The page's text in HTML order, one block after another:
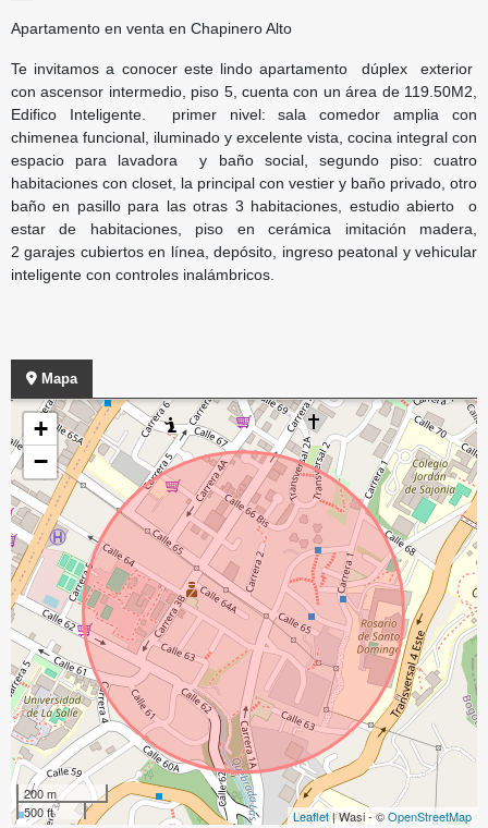
Apartamento en venta en Chapinero Alto
Te invitamos a conocer este lindo apartamento dúplex exterior
con ascensor intermedio, piso 5, cuenta con un área de 119.50M2,
Edifico Inteligente. primer nivel: sala comedor amplia con
chimenea funcional, iluminado y excelente vista, cocina integral con
espacio para lavadora y baño social, segundo piso: cuatro
habitaciones con closet, la principal con vestier y baño privado, otro
baño en pasillo para las otras 3 habitaciones, estudio abierto o
estar de habitaciones, piso en cerámica imitación madera,
2 garajes cubiertos en línea, depósito, ingreso peatonal y vehicular
inteligente con controles inalámbricos.
Mapa
+
−
200 m
500 ft
Leaflet| Wasi - ©OpenStreetMap